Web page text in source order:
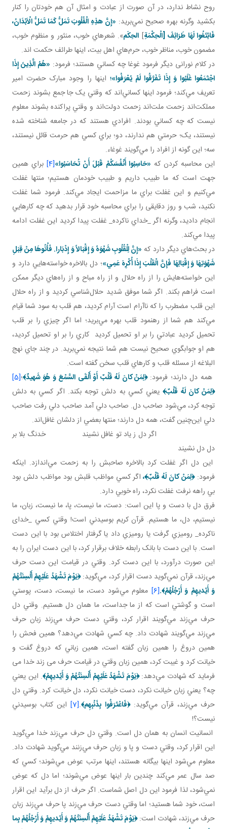
روح نشاط ندارد، در آن صورت از عبادت و امثال آن هم خودتان را کنار
بکشيد وگرنه بهره صحيح نمي‌بريد: «إِنَّ هذِهِ الْقُلُوبَ تَمَلُّ كَمَا تَمَلُّ الْاَبْدَانُ،
فَابْتَغُوا لَهَا طَرَائِفَ [الْحِكْمَةِ] الحِکَم». شعرهاي خوب، منثور و منظوم خوب،
مضمون خوب، مناظر خوب، حرم‌هاي اهل بيت، اينها طرائف حکمت اند.
در کلام نورانی ديگر فرمود غوغا چه کساني هستند؛ فرمود: «هُمُ الَّذِينَ إِذَا
اجْتَمَعُوا غَلَبُوا وَ إِذَا تَفَرَّقُوا لَمْ يُعْرَفُوا»؛ اينها را وجود مبارک حضرت امير
تعريف مي‌کند؛ فرمود اينها کساني‌اند که وقتي يک جا جمع بشوند زحمت
مملکت‌اند زحمت ملت‌اند زحمت دولت‌اند و وقتي پراکنده بشوند معلوم
نيست که چه کساني بودند. افرادي هستند که در جامعه شناخته شده
نيستند، يک؛ حرمتي هم ندارند، دو؛ براي کسي هم حرمت قائل نيستند،
سه؛ اين ‌گونه از افراد را مي‌گويند غوغاء.
اين محاسبه کردن که «حَاسِبُوا أَنْفُسَكُمْ قَبْلَ أَنْ تُحَاسَبُوا»[4] براي همين
جهت است که ما طبيب داريم و طبيب خودمان هستيم؛ منتها غفلت
مي‌کنيم و اين غفلت براي ما مزاحمت ايجاد مي‌کند. فرمود شما غفلت
نکنيد، شب و روز دقايقی را براي محاسبه خود قرار بدهيد که چه کارهايي
انجام داديد، وگرنه اگر _خداي ناکرده_ غفلت پيدا کرديد اين غفلت ادامه
پيدا مي‌کند.
در بحث‌هاي ديگر دارد که «إِنَّ لِلْقُلُوبِ شَهْوَهً وَ إِقْبَالاً وَ إِدْبَارا. فَأْتُوهَا مِنْ قِبَلِ
شَهْوَتِهَا وَ إِقْبَالِهَا فَإِنَّ الْقَلْبَ إِذَا أُکْرِهَ عَمِي»؛ دل بالاخره خواسته‌هايي دارد و
اين خواسته‌هايش را از راه حلال و از راه مباح و از راه‌هاي ديگر ممکن
است فراهم بکند. اگر شما موفق شديد حلال‌شناسي کرديد و از راه حلال
اين قلب مضطرب را که ناآرام است آرام کرديد، هم قلب به سود شما قيام
مي‌کند هم شما از رهنمود قلب بهره مي‌بريد؛ اما اگر چيزي را بر قلب
تحميل کرديد عبادتي را بر او تحميل کرديد کاري را بر او تحميل کرديد،
هم او جوابگوي صحيح نيست هم شما نتيجه نمي‌بريد. در چند جاي نهج
البلاغه از مسئله قلب و کارهاي قلب سخن گفته است.
همه دل دارند؛ فرمود:﴿لِمَنْ كانَ لَهُ قَلْبٌ أَوْ أَلْقَی السَّمْعَ وَ هُوَ شَهيدٌ﴾؛[5]
﴿لِمَنْ كانَ لَهُ قَلْبٌ﴾يعني کسي به دلش توجه بکند. اگر کسي به دلش
توجه کرد، مي‌شود صاحب دل. صاحب دلي آمد صاحب دلي رفت صاحب
دلي اين‌چنين گفت، همه دل دارند؛ منتها بعضي از دلشان غافل‌اند.
اگر دل ز ياد تو غافل نشيند خدنگ بلا بر
دل دل نشيند
اين دل اگر غفلت کرد بالاخره صاحبش را به زحمت مي‌اندازد. اينکه
فرمود:﴿لِمَنْ كانَ لَهُ قَلْبٌ﴾، اگر کسي مواظب قلبش بود مواظب دلش بود
بي راهه نرفت غفلت نکرد، راه خوبي دارد.
فرق دل با دست و پا اين است: دست، ما نيست، پا، ما نيست، زبان، ما
نيستيم، دل، ما هستيم. قرآن کريم بوسيدني است! وقتي کسي _خدای
ناکرده_ روميزي گرفت يا روميزي داد يا گرفتار اختلاس بود با اين دست
است. با اين دست با بانک رابطه خلاف برقرار کرد، با اين دست ايران را به
اين صورت درآورد، با اين دست کرد. وقتي در قيامت اين دست حرف
مي‌زند، قرآن نمي‌گويد دست اقرار کرد، مي‌گويد:﴿يَوْمَ تَشْهَدُ عَلَيْهِمْ أَلْسِنَتُهُمْ
وَ أَيْديهِمْ وَ أَرْجُلُهُمْ﴾.[6]
معلوم مي‌شود دست، ما نيست، دست، پوستي
است و گوشتي است که از ما جداست، ما همان دل هستيم. وقتي دل
حرف مي‌زند مي‌گويند اقرار کرد، وقتي دست حرف مي‌زند زبان حرف
مي‌زند مي‌گويند شهادت داد. چه کسي شهادت مي‌دهد؟ همين فحش را
همين دروغ را همين زبان گفته است، همين زباني که دروغ گفت و
خيانت کرد و غيبت کرد، همين زبان وقتي در قيامت حرف می زند خدا می
فرمايد که شهادت مي‌دهد:﴿يَوْمَ تَشْهَدُ عَلَيْهِمْ أَلْسِنَتُهُمْ وَ أَيْديهِمْ﴾. اين يعني
چه؟ يعني زبان خيانت نکرد، دست خيانت نکرد، دل خيانت کرد. وقتي دل
حرف مي‌زند، قرآن مي‌گويد:﴿فَاعْتَرَفُوا بِذَنْبِهِم﴾.
[7] اين کتاب بوسيدني
نيست؟!
انسانيت انسان به همان دل است. وقتي دل حرف مي‌زند خدا مي‌گويد
اين اقرار کرد، وقتي دست و پا و زبان حرف مي‌زنند مي‌گويد شهادت داد.
معلوم مي‌شود اينها بيگانه هستند، اينها مرتب عوض مي‌شوند؛ کسي که
صد سال عمر مي‌کند چندين بار اينها عوض مي‌شوند؛ اما دل که عوض
نمي‌شود، لذا فرمود اين دل اصل شماست. اگر حرف از دل برآيد اين اقرار
است، خود شما هستيد؛ اما وقتي دست حرف مي‌زند پا حرف مي‌زند زبان
حرف مي‌زند، شهادت است:﴿يَوْمَ تَشْهَدُ عَلَيْهِمْ أَلْسِنَتُهُمْ وَ أَيْديهِمْ وَ أَرْجُلُهُمْبِما